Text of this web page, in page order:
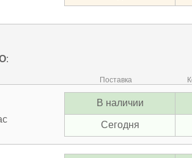
:
Поставка
В наличии
Сегодня